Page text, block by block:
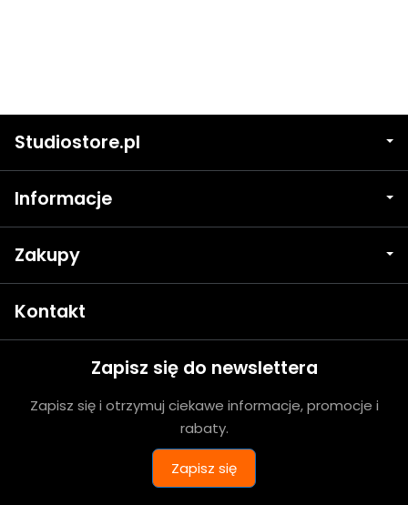
Studiostore.pl
Informacje
Zakupy
Kontakt
Zapisz się do newslettera
Zapisz się i otrzymuj ciekawe informacje, promocje i
rabaty.
Zapisz się